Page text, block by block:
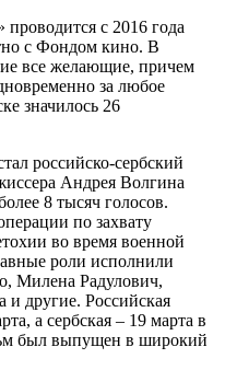
с 2016 года
с Фондом кино. В
все желающие, причем
за любое
значилось 26
российско-сербский
Андрея Волгина
8 тысяч голосов.
по захвату
во время военной
роли исполнили
Милена Радулович,
другие. Российская
а сербская – 19 марта в
был выпущен в широкий